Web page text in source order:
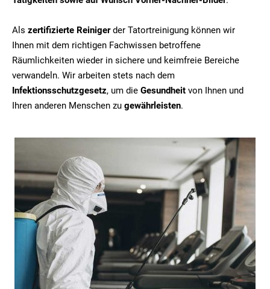
Als zertifizierte Reinigerder Tatortreinigung können wir
Ihnen mit dem richtigen Fachwissen betroffene
Räumlichkeiten wieder in sichere und keimfreie Bereiche
verwandeln. Wir arbeiten stets nach dem
Infektionsschutzgesetz, um die Gesundheit von Ihnen und
Ihren anderen Menschen zu gewährleisten.